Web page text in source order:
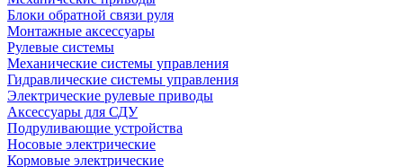
Блоки обратной связи руля
Монтажные аксессуары
Рулевые системы
Механические системы управления
Гидравлические системы управления
Электрические рулевые приводы
Аксессуары для СДУ
Подруливающие устройства
Носовые электрические
Кормовые электрические